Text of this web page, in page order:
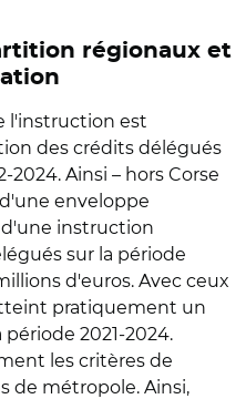
régionaux et
l'instruction est
des crédits délégués
2024. Ainsi – hors Corse
enveloppe
instruction
sur la période
d'euros. Avec ceux
pratiquement un
2021-2024.
les critères de
de métropole. Ainsi,